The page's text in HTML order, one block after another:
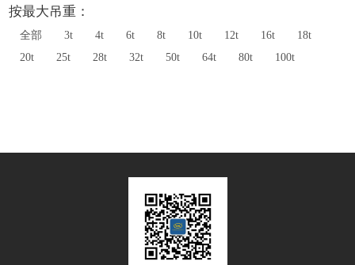
按最大吊重：
全部 3t 4t 6t 8t 10t 12t 16t
18t
20t
25t 28t 32t 50t 64t 80t 100t